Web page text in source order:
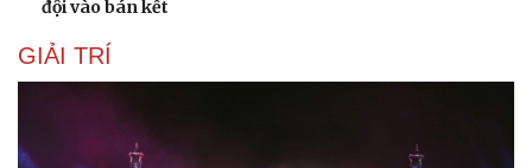
Cây thuốc
Nhi khoa
Nam khoa
Ăn sạch sống khỏe
đội vào bán kết
GIẢI TRÍ